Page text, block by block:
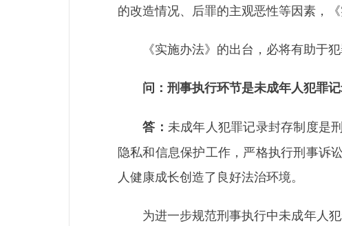
的改造情况、后罪的主观恶性等因素，
《实施办法》的出台，必将有助于犯
问：刑事执行环节是未成年人犯罪记
答： 未成年人犯罪记录封存制度是
隐私和信息保护工作，严格执行刑事诉
人健康成长创造了良好法治环境。
为进一步规范刑事执行中未成年人犯